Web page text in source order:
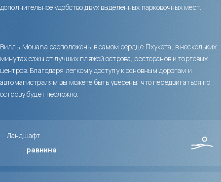
дополнительное удобство двух выделенных парковочных мест.
Виллы Mouana расположены в самом сердце Пхукета, в нескольких
минутах езжы от лучших пляжей острова, ресторанов и торговых
центров. Благодаря легкому доступу к основным дорогам и
автомагистралям вы можете быть уверены, что передвигаться по
острову будет несложно.
Ландшафт
равнина